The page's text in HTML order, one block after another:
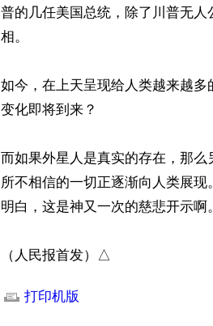
普的几任美国总统，除了川普无
相。
如今，在上天呈现给人类越来越
变化即将到来？
而如果外星人是真实的存在，那
所不相信的一切正逐渐向人类展
明白，这是神又一次的慈悲开示啊。
（人民报首发）△
打印机版